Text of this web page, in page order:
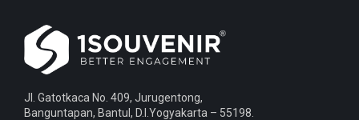
Jl. Gatotkaca No. 409, Jurugentong,
Banguntapan, Bantul, D.I.Yogyakarta – 55198.